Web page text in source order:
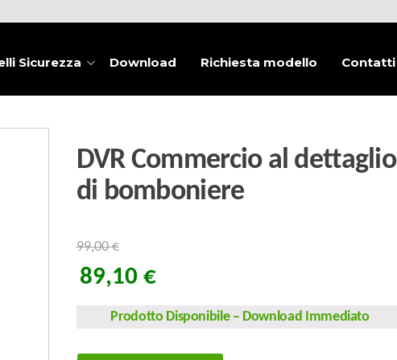
Sicurezza Download Richiesta modello Contatti
DVR Commercio al dettaglio
di bomboniere
99,00€
89,10 €
Prodotto Disponibile – Download Immediato